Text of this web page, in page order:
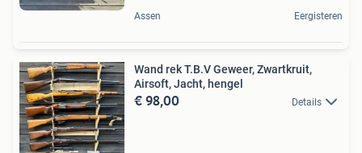
Assen Eergisteren
Wand rek T.B.V Geweer, Zwartkruit,
Airsoft, Jacht, hengel
€ 98,00 Details